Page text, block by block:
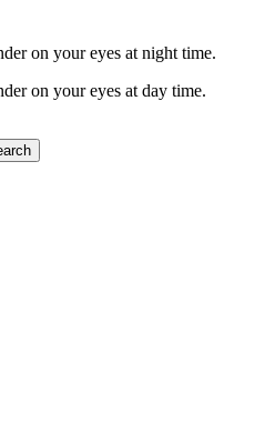
on your eyes at night time.
on your eyes at day time.